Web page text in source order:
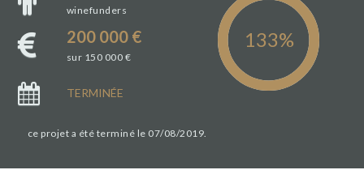
winefunders
200 000 €
sur 150 000 €
TERMINÉE
ce projet a été terminé le 07/08/2019.